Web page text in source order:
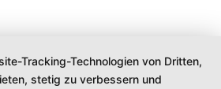
Tracking-Technologien von Dritten,
stetig zu verbessern und